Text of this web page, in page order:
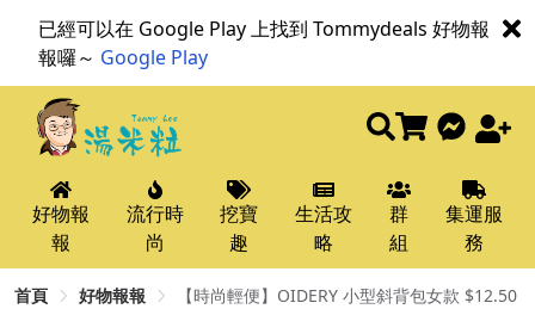
已經可以在 Google Play 上找到 Tommydeals 好物報
報囉～ Google Play
好物報
報
流行時
尚
挖寶
趣
生活攻
略
群
組
集運服
務
首頁 好物報報 【時尚輕便】OIDERY 小型斜背包女款 $12.50